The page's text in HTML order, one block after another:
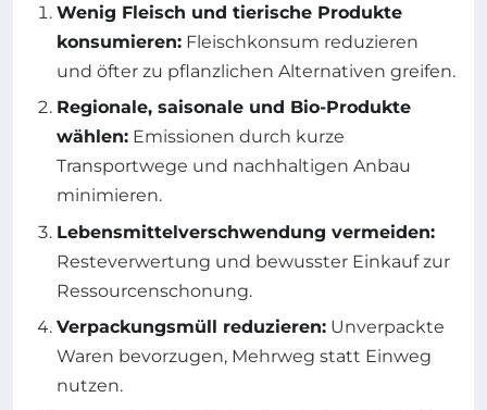
Wenig Fleisch und tierische Produkte
konsumieren: Fleischkonsum reduzieren
und öfter zu pflanzlichen Alternativen greifen.
Regionale, saisonale und Bio-Produkte
wählen: Emissionen durch kurze
Transportwege und nachhaltigen Anbau
minimieren.
Lebensmittelverschwendung vermeiden:
Resteverwertung und bewusster Einkauf zur
Ressourcenschonung.
Verpackungsmüll reduzieren: Unverpackte
Waren bevorzugen, Mehrweg statt Einweg
nutzen.